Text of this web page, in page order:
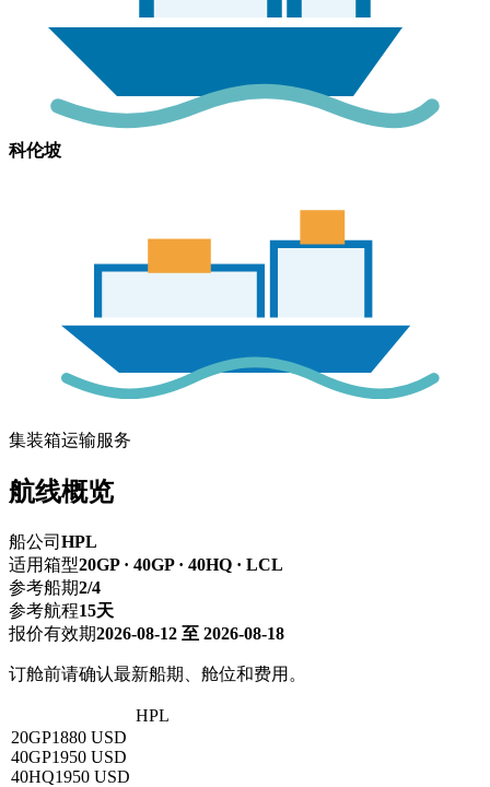
科伦坡
集装箱运输服务
航线概览
船公司 HPL
适用箱型20GP · 40GP · 40HQ · LCL
参考船期2/4
参考航程15天
报价有效期2026-08-12 至 2026-08-18
订舱前请确认最新船期、舱位和费用。
HPL
20GP1880 USD
40GP1950 USD
40HQ1950 USD